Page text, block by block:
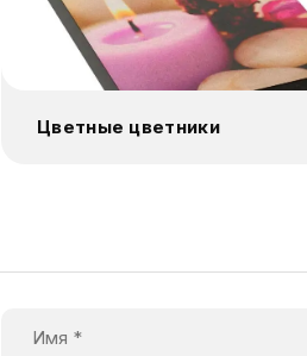
Цветные цветники